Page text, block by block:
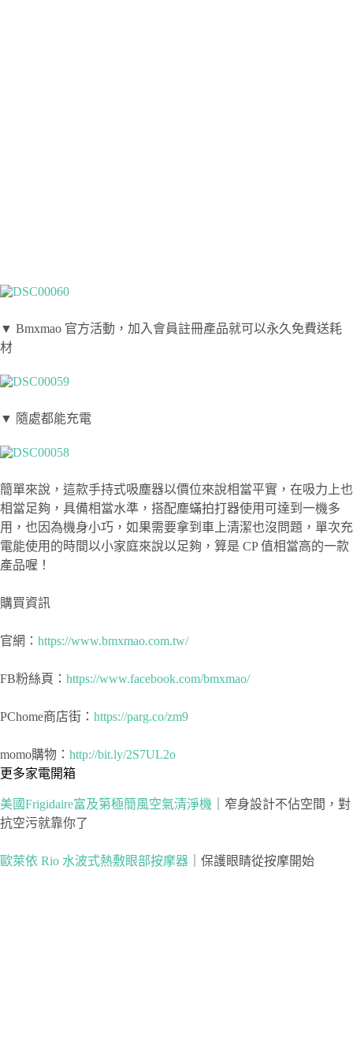
▼ Bmxmao 官方活動，加入會員註冊產品就可以永久免費送耗
材
▼ 隨處都能充電
簡單來說，這款手持式吸塵器以價位來說相當平實，在吸力上也
相當足夠，具備相當水準，搭配塵蟎拍打器使用可達到一機多
用，也因為機身小巧，如果需要拿到車上清潔也沒問題，單次充
電能使用的時間以小家庭來說以足夠，算是 CP 值相當高的一款
產品喔！
購買資訊
官網： https://www.bmxmao.com.tw/
FB粉絲頁： https://www.facebook.com/bmxmao/
PChome商店街： https://parg.co/zm9
momo購物： http://bit.ly/2S7UL2o
更多家電開箱
美國Frigidaire富及第極簡風空氣清淨機 ｜窄身設計不佔空間，對
抗空污就靠你了
歐萊依 Rio 水波式熱敷眼部按摩器 ｜保護眼睛從按摩開始